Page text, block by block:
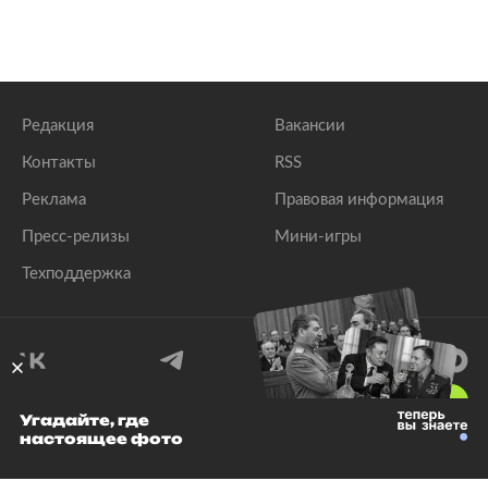
Редакция
Контакты
Реклама
Пресс-релизы
Техподдержка
Вакансии
RSS
Правовая информация
Мини-игры
© 1999–2026 Все права защищены.
Угадайте, где
настоящее фото